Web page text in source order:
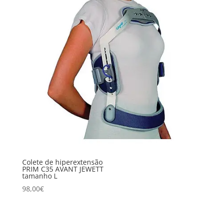
Colete de hiperextensão
PRIM C35 AVANT JEWETT
tamanho L
98,00€